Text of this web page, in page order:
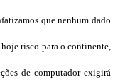
que nenhum dado
risco para o continente,
de computador exigirá